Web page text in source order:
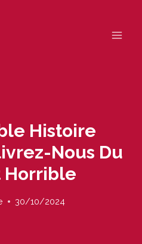
Histoire
Nous Du
Horrible
30/10/2024